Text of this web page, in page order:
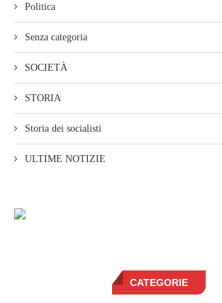
Politica
Senza categoria
SOCIETÀ
STORIA
Storia dei socialisti
ULTIME NOTIZIE
CATEGORIE